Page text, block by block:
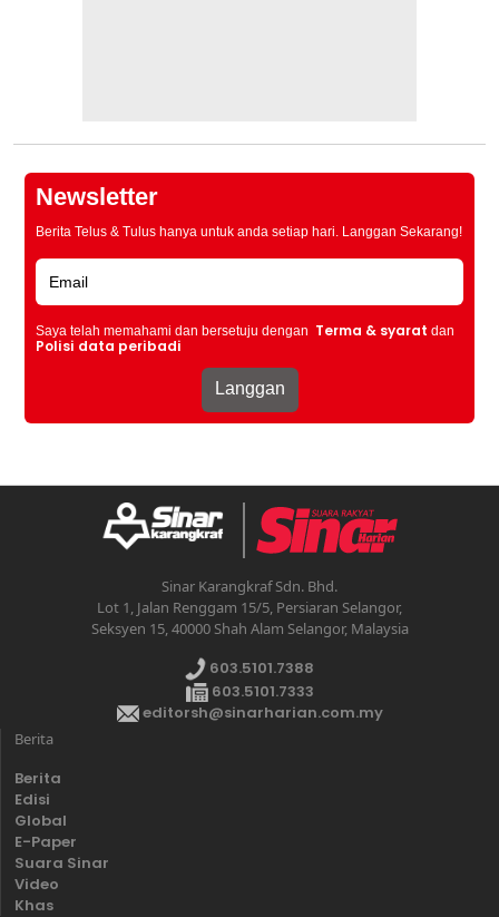
Newsletter
Berita Telus & Tulus hanya untuk anda setiap hari. Langgan Sekarang!
Saya telah memahami dan bersetuju dengan Terma & syarat dan
Polisi data peribadi
Sinar Karangkraf Sdn. Bhd.
Lot 1, Jalan Renggam 15/5, Persiaran Selangor,
Seksyen 15, 40000 Shah Alam Selangor, Malaysia
603.5101.7388
603.5101.7333
editorsh@sinarharian.com.my
Berita
Berita
Edisi
Global
E-Paper
Suara Sinar
Video
Khas